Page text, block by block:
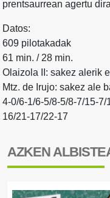
prentsaurrean agertu
Datos:
609 pilotakadak
61 min. / 28 min.
Olaizola II: sakez alerik
Mtz. de Irujo: sakez ale
4-0/6-1/6-5/8-5/8-7/15-
16/21-17/22-17
AZKEN